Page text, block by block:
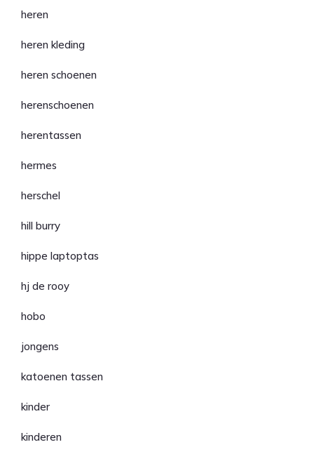
heren
heren kleding
heren schoenen
herenschoenen
herentassen
hermes
herschel
hill burry
hippe laptoptas
hj de rooy
hobo
jongens
katoenen tassen
kinder
kinderen